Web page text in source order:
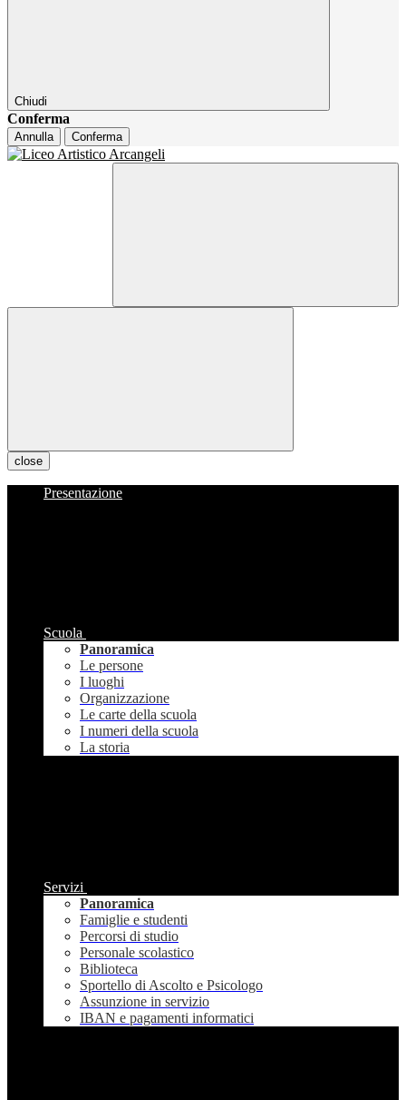
Chiudi
Conferma
Annulla Conferma
close
Presentazione
Scuola
Panoramica
Le persone
I luoghi
Organizzazione
Le carte della scuola
I numeri della scuola
La storia
Servizi
Panoramica
Famiglie e studenti
Percorsi di studio
Personale scolastico
Biblioteca
Sportello di Ascolto e Psicologo
Assunzione in servizio
IBAN e pagamenti informatici